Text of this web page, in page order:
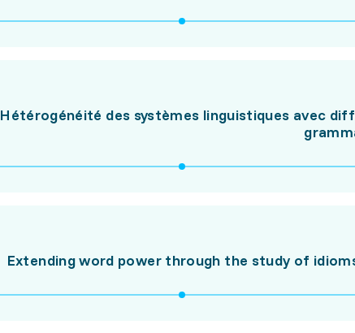
Hétérogénéité des systèmes linguistiques avec
Extending word power through the study of